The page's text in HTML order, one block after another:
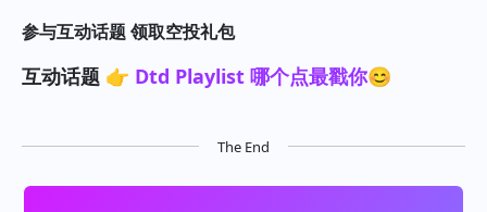
参与互动话题 领取空投礼包
互动话题 👉 Dtd Playlist 哪个点最戳你😊
The End